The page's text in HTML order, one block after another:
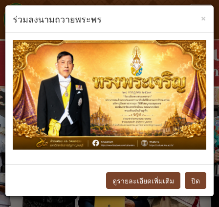
Previous
×
ร่วมลงนามถวายพระพร
ดูรายละเอียดเพิ่มเติม ปิด